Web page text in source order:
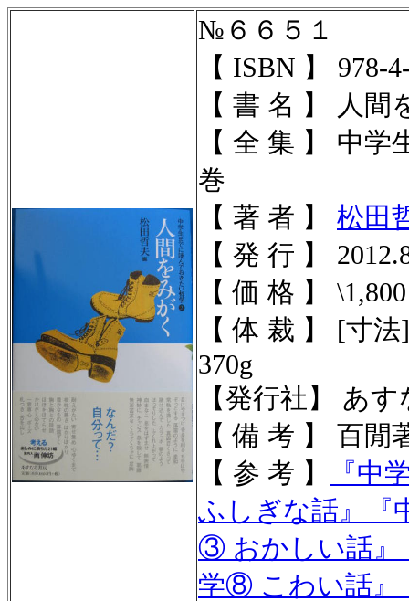
№６６５１
【 ISBN 】 978-
【 書 名 】 人間
【 全 集 】 中
巻
【 著 者 】 松田
【 発 行 】
【 価 格 】 \1,800
【 体 裁 】 [寸
370g
【発行社】 あ
【 備 考 】 百
【 参 考 】
『中
ふしぎな話 』 『
③ おかしい話 』
学⑧ こわい話 』